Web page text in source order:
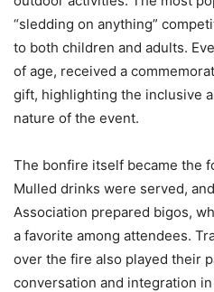
“sledding on anything”
to both children and adults.
of age, received a
gift, highlighting the inclusive
nature of the event.
The bonfire itself became the
Mulled drinks were served,
Association prepared bigos,
a favorite among attendees.
over the fire also played their
conversation and integration